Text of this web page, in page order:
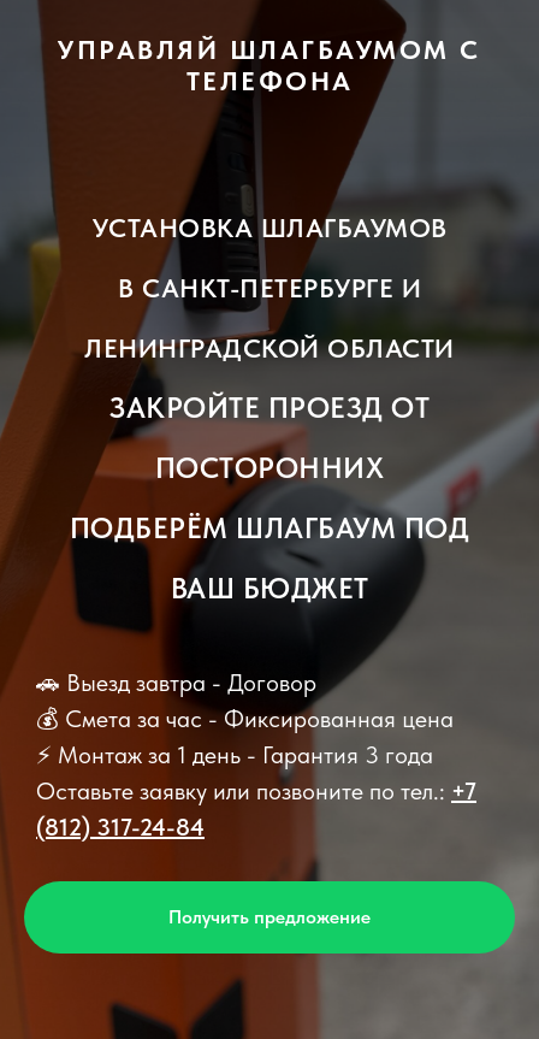
УПРАВЛЯЙ ШЛАГБАУМОМ С
ТЕЛЕФОНА
УСТАНОВКА ШЛАГБАУМОВ
В САНКТ-ПЕТЕРБУРГЕ И
ЛЕНИНГРАДСКОЙ ОБЛАСТИ
ЗАКРОЙТЕ ПРОЕЗД ОТ
ПОСТОРОННИХ
ПОДБЕРЁМ ШЛАГБАУМ ПОД
ВАШ БЮДЖЕТ
🚗 Выезд завтра - Договор
💰 Смета за час - Фиксированная цена
⚡ Монтаж за 1 день - Гарантия 3 года
Оставьте заявку или позвоните по тел.: +7
(812) 317-24-84
Получить предложение